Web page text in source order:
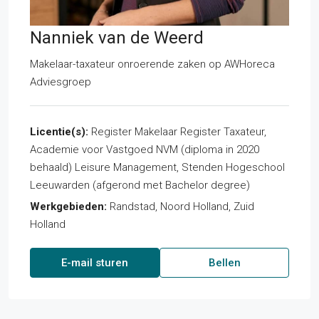
Nanniek van de Weerd
Makelaar-taxateur onroerende zaken op AWHoreca
Adviesgroep
Licentie(s): Register Makelaar Register Taxateur,
Academie voor Vastgoed NVM (diploma in 2020
behaald) Leisure Management, Stenden Hogeschool
Leeuwarden (afgerond met Bachelor degree)
Werkgebieden: Randstad, Noord Holland, Zuid
Holland
E-mail sturen Bellen